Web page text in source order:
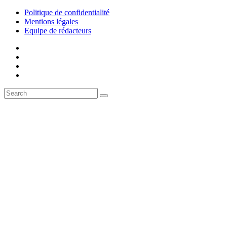
Politique de confidentialité
Mentions légales
Equipe de rédacteurs